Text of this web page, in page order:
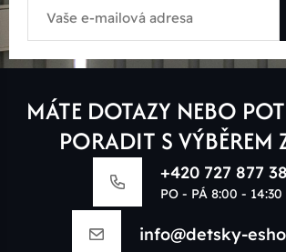
MÁTE DOTAZY NEBO
PORADIT S VÝBĚREM
+420 727 877
PO - PÁ 8:00 - 14:30
info@detsky-